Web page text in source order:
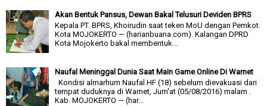
Akan Bentuk Pansus, Dewan Bakal Telusuri Deviden BPRS
Kepala PT. BPRS, Khoirudin saat teken MoU dengan Pemkot.
Kota MOJOKERTO — (harianbuana.com). Kalangan DPRD
Kota Mojokerto bakal membentuk...
Naufal Meninggal Dunia Saat Main Game Online Di Warnet
Kondisi almarhum Naufal HF (18) sebelum dievakuasi dari
tempat duduknya di Warnet, Jum'at (05/08/2016) malam .
Kab. MOJOKERTO — (har...